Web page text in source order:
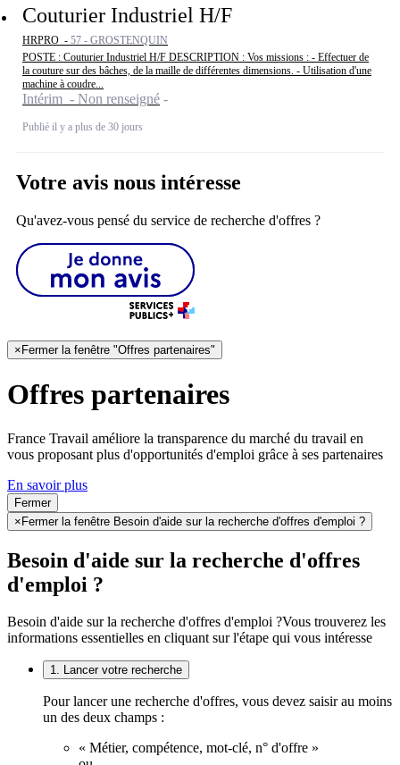
Couturier Industriel H/F
HRPRO - 57 - GROSTENQUIN
POSTE : Couturier Industriel H/F DESCRIPTION : Vos missions : - Effectuer de
la couture sur des bâches, de la maille de différentes dimensions. - Utilisation d'une
machine à coudre...
Intérim - Non renseigné
Publié il y a plus de 30 jours
Votre avis nous intéresse
Qu'avez-vous pensé du service de recherche d'offres ?
× Fermer la fenêtre "Offres partenaires"
Offres partenaires
France Travail améliore la transparence du marché du travail en
vous proposant plus d'opportunités d'emploi grâce à ses partenaires
En savoir plus
Fermer
×Fermer la fenêtre Besoin d'aide sur la recherche d'offres d'emploi ?
Besoin d'aide sur la recherche d'offres
d'emploi ?
Besoin d'aide sur la recherche d'offres d'emploi ?Vous trouverez les
informations essentielles en cliquant sur l'étape qui vous intéresse
1. Lancer votre recherche
Pour lancer une recherche d'offres, vous devez saisir au moins
un des deux champs :
« Métier, compétence, mot-clé, n° d'offre »